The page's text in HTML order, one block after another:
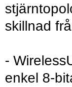
skillnad
-
enkel 8-